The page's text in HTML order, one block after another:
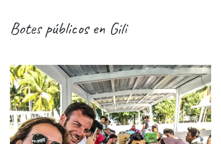
Botes públicos en Gili